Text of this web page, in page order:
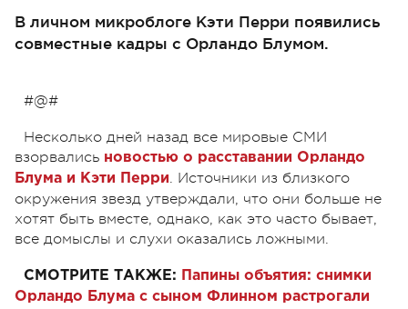
В личном микроблоге Кэти Перри появились
совместные кадры с Орландо Блумом.
#@#
Несколько дней назад все мировые СМИ
взорвались новостью о расставании Орландо
Блума и Кэти Перри. Источники из близкого
окружения звезд утверждали, что они больше не
хотят быть вместе, однако, как это часто бывает,
все домыслы и слухи оказались ложными.
СМОТРИТЕ ТАКЖЕ:
Папины объятия: снимки
Орландо Блума с сыном Флинном растрогали